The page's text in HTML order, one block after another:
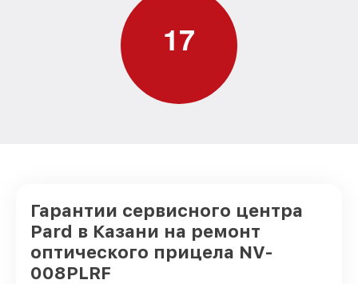
17
Гарантии сервисного центра
Pard в Казани на ремонт
оптического прицела NV-
008PLRF